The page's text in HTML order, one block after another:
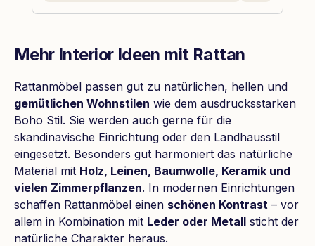
Mehr Interior Ideen mit Rattan
Rattanmöbel passen gut zu natürlichen, hellen und
gemütlichen Wohnstilen wie dem ausdrucksstarken
Boho Stil. Sie werden auch gerne für die
skandinavische Einrichtung oder den Landhausstil
eingesetzt. Besonders gut harmoniert das natürliche
Material mit Holz, Leinen, Baumwolle, Keramik und
vielen Zimmerpflanzen. In modernen Einrichtungen
schaffen Rattanmöbel einen schönen Kontrast – vor
allem in Kombination mit Leder oder Metall sticht der
natürliche Charakter heraus.